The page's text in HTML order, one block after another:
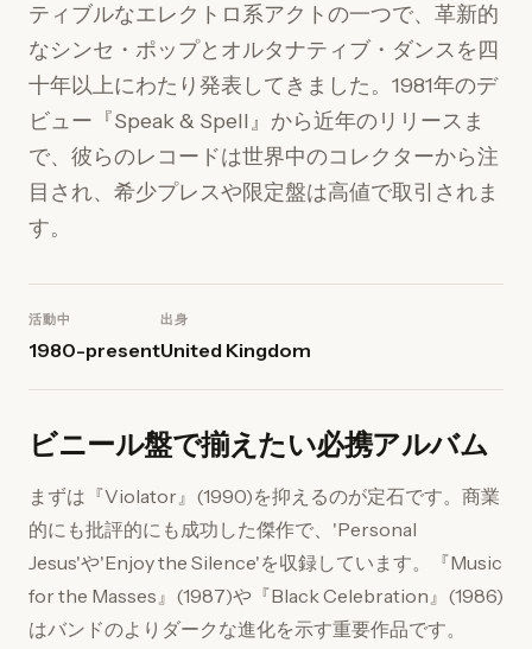
ティブルなエレクトロ系アクトの一つで、革新的
なシンセ・ポップとオルタナティブ・ダンスを四
十年以上にわたり発表してきました。1981年のデ
ビュー『Speak & Spell』から近年のリリースま
で、彼らのレコードは世界中のコレクターから注
目され、希少プレスや限定盤は高値で取引されま
す。
活動中
1980-present
出身
United Kingdom
ビニール盤で揃えたい必携アルバム
まずは『Violator』(1990)を抑えるのが定石です。商業
的にも批評的にも成功した傑作で、'Personal
Jesus'や'Enjoy the Silence'を収録しています。『Music
for the Masses』(1987)や『Black Celebration』(1986)
はバンドのよりダークな進化を示す重要作品です。